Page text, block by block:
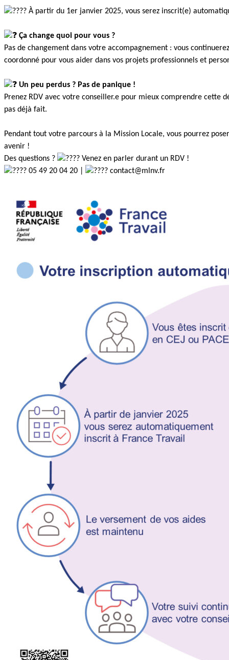
À partir du 1er janvier 2025, vous serez inscrit(e)
Ça change quoi pour vous ?
Pas de changement dans votre accompagnement : vous
coordonné pour vous aider dans vos projets professionnels et
Un peu perdus ? Pas de panique !
Prenez RDV avec votre conseiller.e pour mieux comprendre cette
pas déjà fait.
Pendant tout votre parcours à la Mission Locale, vous pourrez
avenir !
Des questions ?
Venez en parler durant un RDV !
05 49 20 04 20 |
contact@mlnv.fr